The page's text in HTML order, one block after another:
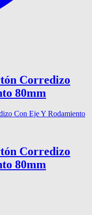
Corredizo
80mm
Corredizo
80mm